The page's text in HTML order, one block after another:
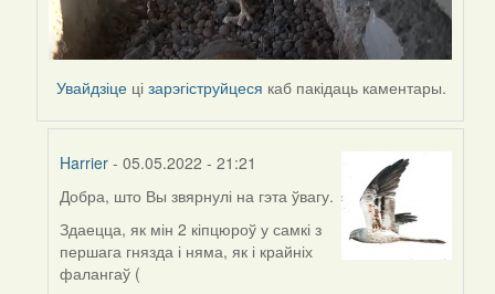
Увайдзіце цізарэгіструйцеся каб пакідаць каментары.
Harrier- 05.05.2022 - 21:21
In
reply
to
by
Добра, што Вы звярнулі на гэта ўвагу.
Здаецца, як мін 2 кіпцюроў у самкі з
першага гнязда і няма, як і крайніх
фалангаў (